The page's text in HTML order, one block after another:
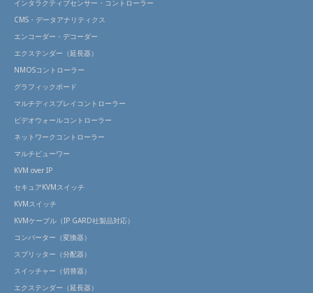
インタラクティブセンサー・コントローラー
CMS・データアナリティクス
エンコーダー・デコーダー
エクステンダー（延長器）
NMOSコントローラー
グラフィックボード
マルチディスプレイコントローラー
ビデオウォールコントローラー
ネットワークコントローラー
マルチビューワー
KVM over IP
セキュアKVMスイッチ
KVMスイッチ
KVMケーブル（IP GARD社製品対応）
コンバーター（変換器）
スプリッター（分配器）
スイッチャー（切替器）
エクステンダー（延長器）